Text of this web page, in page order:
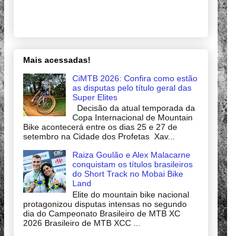
Mais acessadas!
CiMTB 2026: Confira como estão
as disputas pelo título geral das
Super Elites
Decisão da atual temporada da
Copa Internacional de Mountain
Bike acontecerá entre os dias 25 e 27 de
setembro na Cidade dos Profetas Xav...
Raiza Goulão e Alex Malacarne
conquistam os títulos brasileiros
do Short Track no Mobai Bike
Land
Elite do mountain bike nacional
protagonizou disputas intensas no segundo
dia do Campeonato Brasileiro de MTB XC
2026 Brasileiro de MTB XCC ...